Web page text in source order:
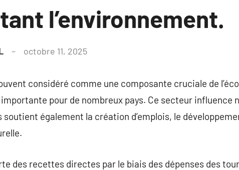
l’environnement.
octobre 11, 2025
considéré comme une composante cruciale de
pour de nombreux pays. Ce secteur influence
soutient également la création d’emplois, le
des recettes directes par le biais des dépenses des